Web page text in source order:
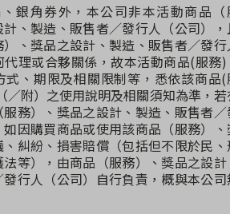
銀角券外，本公司非本活動商品（
、製造、販售者／發行人（公司），
、獎品之設計、製造、販售者／發行
代理或合夥關係，故本活動商品(服務
式、期限及相關限制等，悉依該商品(
／附）之使用說明及相關須知為準，
務）、獎品之設計、製造、販售者／
因購買商品或使用該商品（服務）、
糾紛、損害賠償（包括但不限於民、
等），由商品（服務）、獎品之設計
行人（公司）自行負責，概與本公司